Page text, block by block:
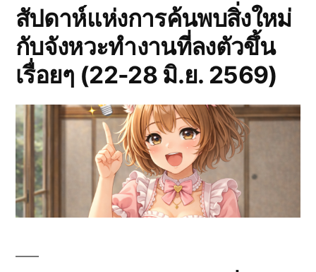
เดิน
ป่า
หน้า
ฝน”
ทาก
สำหรับ
นัก
เดิน
ป่า
หน้า
ฝน
สัปดาห์แห่งการค้นพบสิ่งใหม่
กับจังหวะทำงานที่ลงตัวขึ้น
เรื่อยๆ (22-28 มิ.ย. 2569)